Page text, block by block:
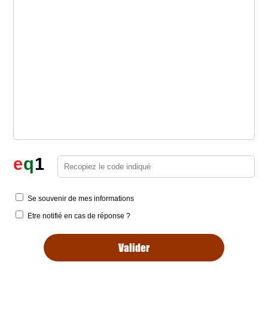
eq1
Se souvenir de mes informations
Etre notifié en cas de réponse ?